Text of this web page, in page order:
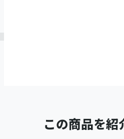
この商品を紹